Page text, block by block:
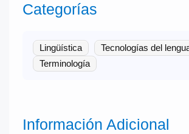
Categorías
Lingüística
Tecnologías del
Terminología
Información Adicional